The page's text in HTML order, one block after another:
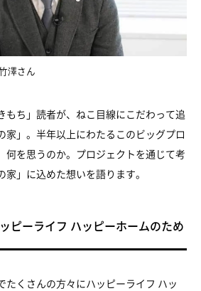
澤さん
もち」読者が、ねこ目線にこだわって追
家」。半年以上にわたるこのビッグプロ
何を思うのか。プロジェクトを通じて考
」に込めた想いを語ります。
ピーライフ ハッピーホームのため
たくさんの方々にハッピーライフ ハッ